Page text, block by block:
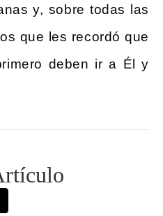
y, sobre todas las
que les recordó que
deben ir a Él y